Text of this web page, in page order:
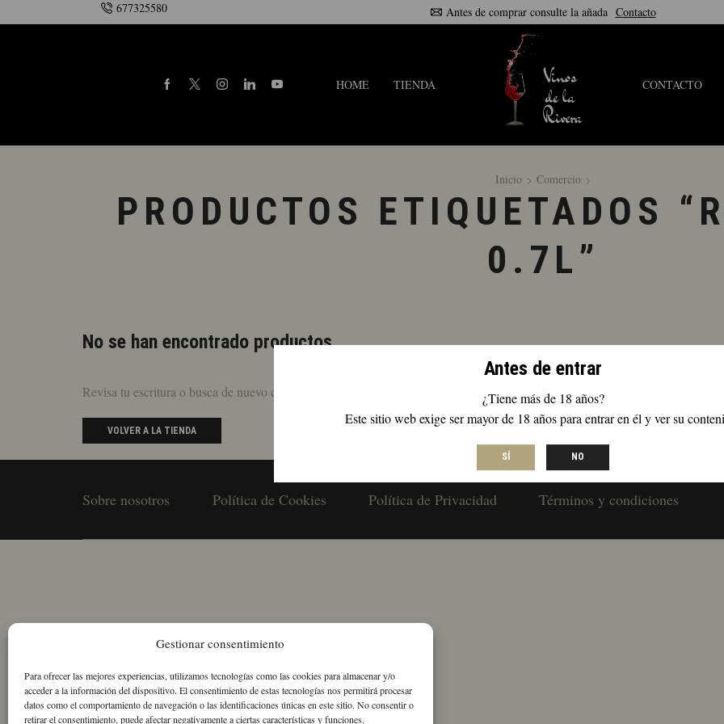
Gestionar consentimiento
Para ofrecer las mejores experiencias, utilizamos tecnologías como las cookies para almacenar y/o
acceder a la información del dispositivo. El consentimiento de estas tecnologías nos permitirá procesar
datos como el comportamiento de navegación o las identificaciones únicas en este sitio. No consentir o
retirar el consentimiento, puede afectar negativamente a ciertas características y funciones.
Antes de entrar
¿Tiene más de 18 años?
Este sitio web exige ser mayor de 18 años para entrar en él y ver su
SÍ NO
677325580
Contacto Antes de comprar consulte la añada Contacto
HOME TIENDA CONTACTO
Inicio Comercio
PRODUCTOS ETIQUETADOS
0.7L”
No se han encontrado productos
Revisa tu escritura o busca de nuevo con términos menos específicos.
VOLVER A LA TIENDA
Sobre nosotros Política de Cookies Política de Privacidad Términos y condiciones